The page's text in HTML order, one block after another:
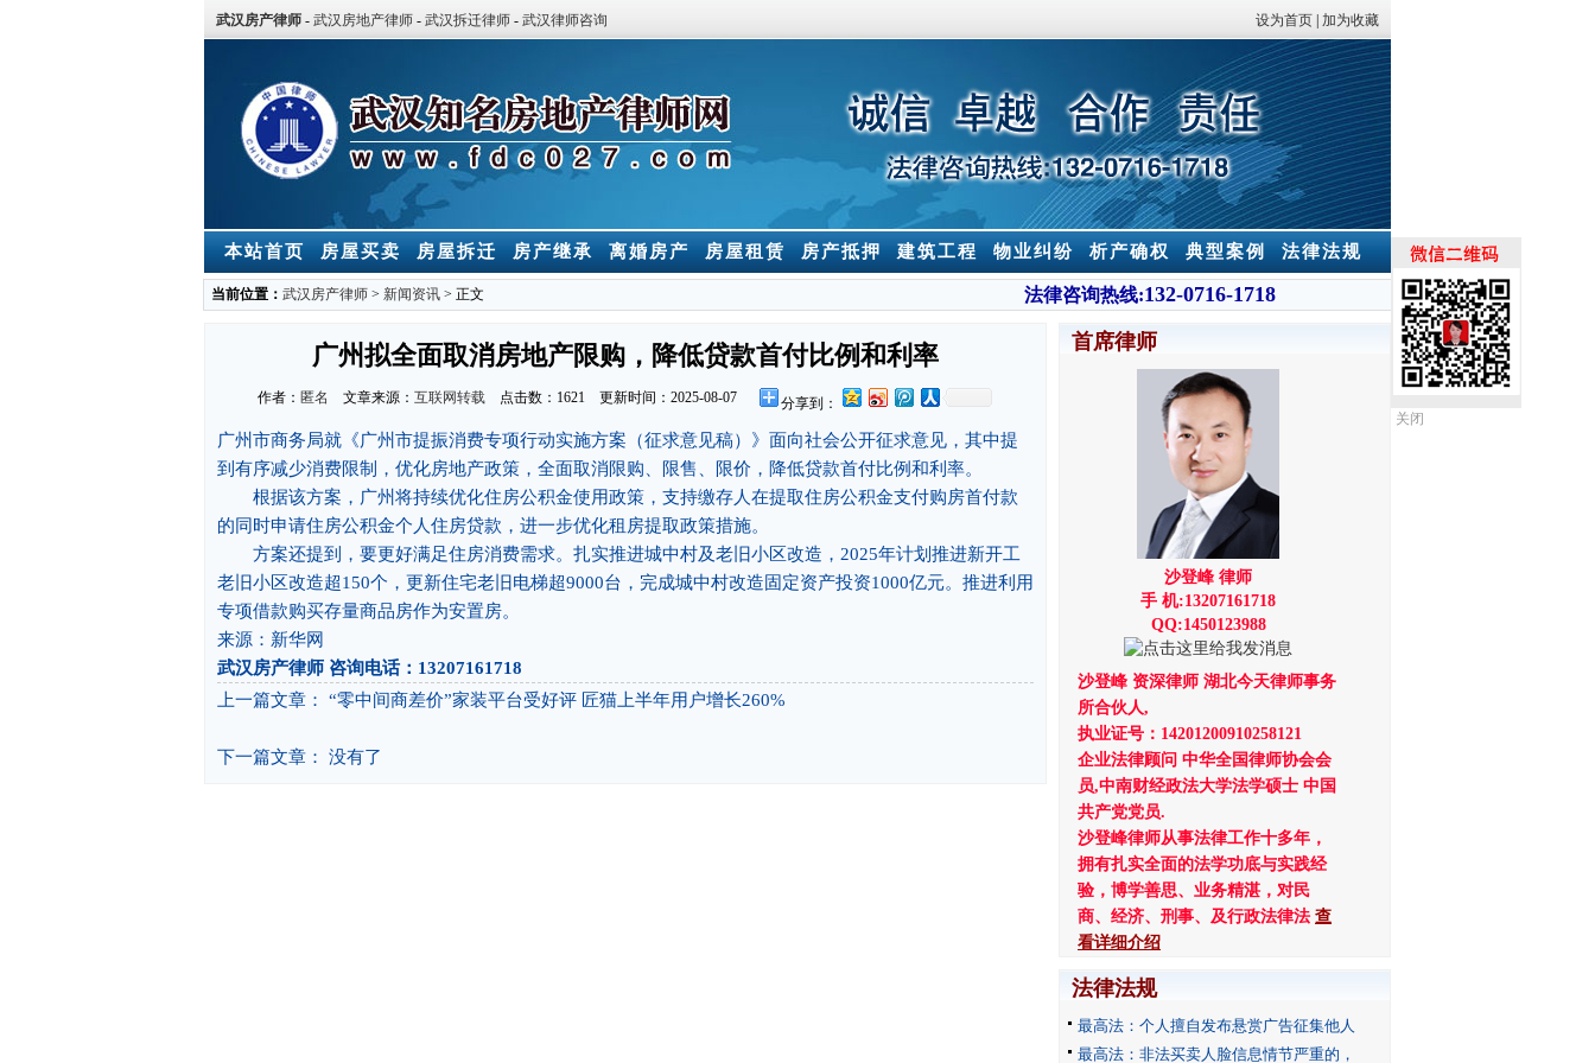
武汉房产律师 - 武汉房地产律师 - 武汉拆迁律师 - 武汉律师咨询 设为首页 加为收藏
本站首页 房屋买卖 房屋拆迁 房产继承 离婚房产 房屋租赁 房产抵押 建筑工程 物业纠纷 析产确权 典型案例 法律法规
当前位置： 武汉房产律师 > 新闻资讯 > 正文 法律咨询热线:132-0716-1718
广州拟全面取消房地产限购，降低贷款首付比例和利率
作者： 匿名 文章来源： 互联网转载 点击数： 1621 更新时间：2025-08-07 分享到：
广州市商务局就《广州市提振消费专项行动实施方案（征求意见稿）》面向社会公开征求意见，其中提
到有序减少消费限制，优化房地产政策，全面取消限购、限售、限价，降低贷款首付比例和利率。
根据该方案，广州将持续优化住房公积金使用政策，支持缴存人在提取住房公积金支付购房首付款
的同时申请住房公积金个人住房贷款，进一步优化租房提取政策措施。
方案还提到，要更好满足住房消费需求。扎实推进城中村及老旧小区改造，2025年计划推进新开工
老旧小区改造超150个，更新住宅老旧电梯超9000台，完成城中村改造固定资产投资1000亿元。推进利用
专项借款购买存量商品房作为安置房。
来源：新华网
武汉房产律师 咨询电话：13207161718
上一篇文章： “零中间商差价”家装平台受好评 匠猫上半年用户增长260%
下一篇文章： 没有了
首席律师
沙登峰 律师
手 机:13207161718
QQ:1450123988
沙登峰 资深律师 湖北今天律师事务
所合伙人,
执业证号：14201200910258121
企业法律顾问 中华全国律师协会会
员,中南财经政法大学法学硕士 中国
共产党党员.
沙登峰律师从事法律工作十多年，
拥有扎实全面的法学功底与实践经
验，博学善思、业务精湛，对民
商、经济、刑事、及行政法律法 查
看详细介绍
法律法规
最高法：个人擅自发布悬赏广告征集他人
最高法：非法买卖人脸信息情节严重的，
关闭